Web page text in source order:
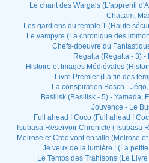
Le chant des Wargals (L'apprenti
Chattam,
Les gardiens du temple 1 (Haute
Le vampyre (La chronique des
Chefs-doeuvre du
Regatta (Regatta - 3)
Histoire et Images Médiévales
Livre Premier (La fin des
La conspiration Bosch -
Basilisk (Basilisk - 5) - Yamada,
Jouvence - Le
Full ahead ! Coco (Full ahead !
Tsubasa Reservoir Chronicle (Tsubasa
Melrose et Croc vont en ville (Melrose
Je veux de la lumière ! (La
Le Temps des Trahisons (Le